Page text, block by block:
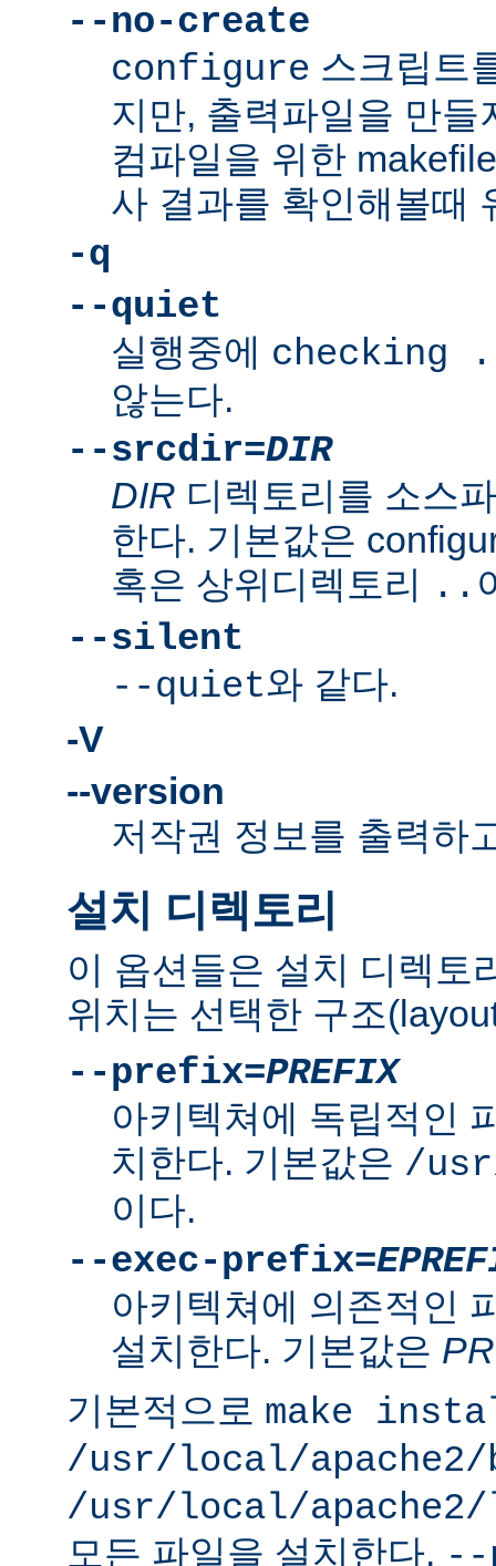
--no-create
configure 스크립트
지만, 출력파일을 만들
컴파일을 위한
사 결과를 확인해볼때
-q
--quiet
실행중에 checking
않는다.
--srcdir=DIR
DIR 디렉토리를 소스
한다. 기본값은
혹은 상위디렉토리 ..
--silent
--quiet와 같다.
-V
--version
저작권 정보를 출력하
설치 디렉토리
이 옵션들은 설치 디렉토
위치는 선택한 구조
--prefix=PREFIX
아키텍쳐에 독립적인
치한다. 기본값은 /
이다.
--exec-prefix=
아키텍쳐에 의존적인
설치한다. 기본값은
기본적으로 make
/usr/local/
/usr/local/
모든 파일을 설치한다. --